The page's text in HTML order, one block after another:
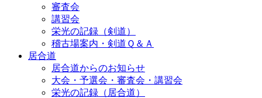
審査会
講習会
栄光の記録（剣道）
稽古場案内・剣道Ｑ＆Ａ
居合道
居合道からのお知らせ
大会・予選会・審査会・講習会
栄光の記録（居合道）